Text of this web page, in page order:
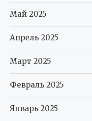
Май 2025
Апрель 2025
Март 2025
Февраль 2025
Январь 2025